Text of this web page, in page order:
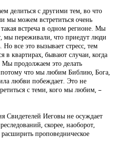
делиться с другими тем, во что
мы можем встретиться очень
встреча в одном регионе. Мы
мы переживали, что приедут люди
все это вызывает стресс, тем
в квартирах, бывают случаи, когда
продолжаем это делать
потому что мы любим Библию, Бога,
любви побеждает. Это не
с теми, кого мы любим, –
Свидетелей Иеговы не осуждает
скорее, наоборот,
проповедническое